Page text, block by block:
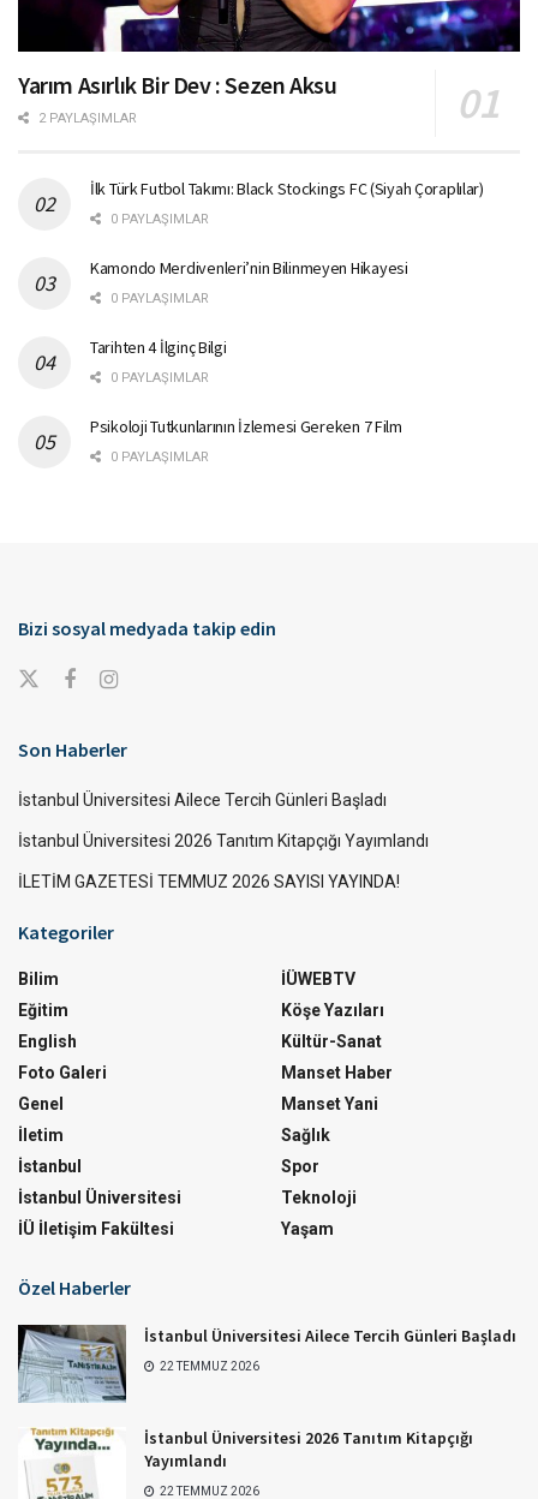
Yarım Asırlık Bir Dev : Sezen Aksu
2 PAYLAŞIMLAR
İlk Türk Futbol Takımı: Black Stockings FC (Siyah Çoraplılar)
0 PAYLAŞIMLAR
Kamondo Merdivenleri’nin Bilinmeyen Hikayesi
0 PAYLAŞIMLAR
Tarihten 4 İlginç Bilgi
0 PAYLAŞIMLAR
Psikoloji Tutkunlarının İzlemesi Gereken 7 Film
0 PAYLAŞIMLAR
Bizi sosyal medyada takip edin
Son Haberler
İstanbul Üniversitesi Ailece Tercih Günleri Başladı
İstanbul Üniversitesi 2026 Tanıtım Kitapçığı Yayımlandı
İLETİM GAZETESİ TEMMUZ 2026 SAYISI YAYINDA!
Kategoriler
Bilim
Eğitim
English
Foto Galeri
Genel
İletim
İstanbul
İstanbul Üniversitesi
İÜ İletişim Fakültesi
İÜWEBTV
Köşe Yazıları
Kültür-Sanat
Manset Haber
Manset Yani
Sağlık
Spor
Teknoloji
Yaşam
Özel Haberler
İstanbul Üniversitesi Ailece Tercih Günleri Başladı
22 TEMMUZ 2026
İstanbul Üniversitesi 2026 Tanıtım Kitapçığı
Yayımlandı
22 TEMMUZ 2026